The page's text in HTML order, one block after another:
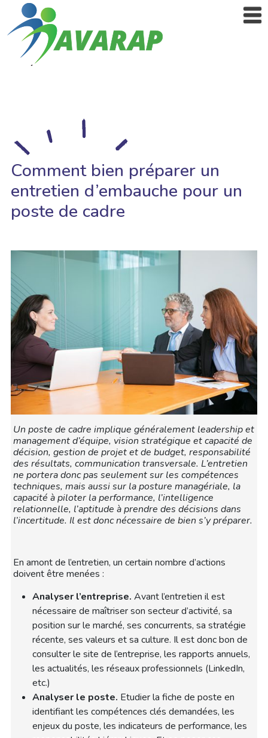
Comment bien préparer un
entretien d’embauche pour un
poste de cadre
Un poste de cadre implique généralement leadership et
management d’équipe, vision stratégique et capacité de
décision, gestion de projet et de budget, responsabilité
des résultats, communication transversale. L’entretien
ne portera donc pas seulement sur les compétences
techniques, mais aussi sur la posture managériale, la
capacité à piloter la performance, l’intelligence
relationnelle, l’aptitude à prendre des décisions dans
l’incertitude. Il est donc nécessaire de bien s’y préparer.
En amont de l’entretien, un certain nombre d’actions
doivent être menées :
Analyser l’entreprise. Avant l’entretien il est
nécessaire de maîtriser son secteur d’activité, sa
position sur le marché, ses concurrents, sa stratégie
récente, ses valeurs et sa culture. Il est donc bon de
consulter le site de l’entreprise, les rapports annuels,
les actualités, les réseaux professionnels (LinkedIn,
etc.)
Analyser le poste. Etudier la fiche de poste en
identifiant les compétences clés demandées, les
enjeux du poste, les indicateurs de performance, les